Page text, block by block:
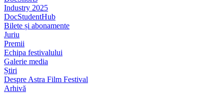
Industry 2025
DocStudentHub
Bilete și abonamente
Juriu
Premii
Echipa festivalului
Galerie media
Știri
Despre Astra Film Festival
Arhivă